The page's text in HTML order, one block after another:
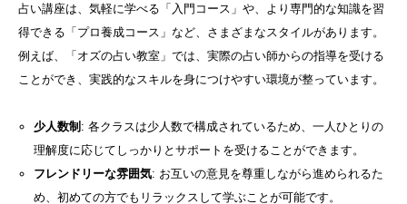
占い講座は、気軽に学べる「入門コース」や、より専門的な知識を習
得できる「プロ養成コース」など、さまざまなスタイルがあります。
例えば、「オズの占い教室」では、実際の占い師からの指導を受ける
ことができ、実践的なスキルを身につけやすい環境が整っています。
少人数制 : 各クラスは少人数で構成されているため、一人ひとりの
理解度に応じてしっかりとサポートを受けることができます。
フレンドリーな雰囲気: お互いの意見を尊重しながら進められるた
め、初めての方でもリラックスして学ぶことが可能です。